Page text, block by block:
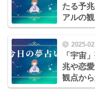
たる予
アルの
2025-
「宇宙
兆や恋
観点か